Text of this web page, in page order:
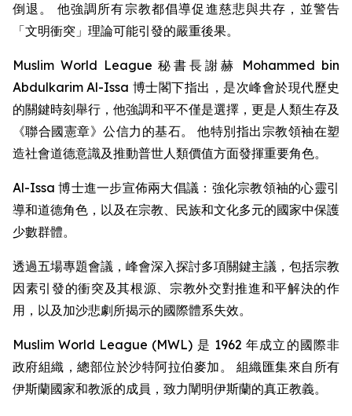
倒退。 他強調所有宗教都倡導促進慈悲與共存，並警告
「文明衝突」理論可能引發的嚴重後果。
Muslim World League 秘書長謝赫 Mohammed bin
Abdulkarim Al-Issa 博士閣下指出，是次峰會於現代歷史
的關鍵時刻舉行，他強調和平不僅是選擇，更是人類生存及
《聯合國憲章》公信力的基石。 他特別指出宗教領袖在塑
造社會道德意識及推動普世人類價值方面發揮重要角色。
Al-Issa 博士進一步宣佈兩大倡議：強化宗教領袖的心靈引
導和道德角色，以及在宗教、民族和文化多元的國家中保護
少數群體。
透過五場專題會議，峰會深入探討多項關鍵主議，包括宗教
因素引發的衝突及其根源、宗教外交對推進和平解決的作
用，以及加沙悲劇所揭示的國際體系失效。
Muslim World League (MWL) 是 1962 年成立的國際非
政府組織，總部位於沙特阿拉伯麥加。 組織匯集來自所有
伊斯蘭國家和教派的成員，致力闡明伊斯蘭的真正教義。